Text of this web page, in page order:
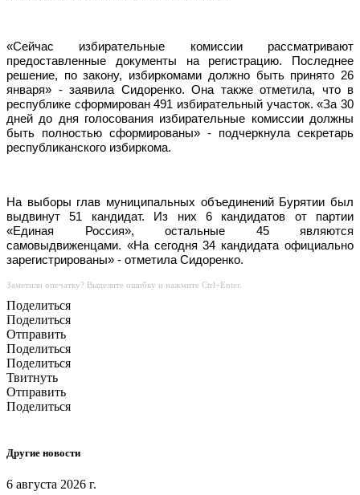
«Сейчас избирательные комиссии рассматривают
предоставленные документы на регистрацию. Последнее
решение, по закону, избиркомами должно быть принято 26
января» - заявила Сидоренко. Она также отметила, что в
республике сформирован 491 избирательный участок. «За 30
дней до дня голосования избирательные комиссии должны
быть полностью сформированы» - подчеркнула секретарь
республиканского избиркома.
На выборы глав муниципальных объединений Бурятии был
выдвинут 51 кандидат. Из них 6 кандидатов от партии
«Единая Россия», остальные 45 являются
самовыдвиженцами. «На сегодня 34 кандидата официально
зарегистрированы» - отметила Сидоренко.
Заметили опечатку? Выделите ошибку и нажмите Ctrl+Enter.
Поделиться
Поделиться
Отправить
Поделиться
Поделиться
Твитнуть
Отправить
Поделиться
Другие новости
6 августа 2026 г.